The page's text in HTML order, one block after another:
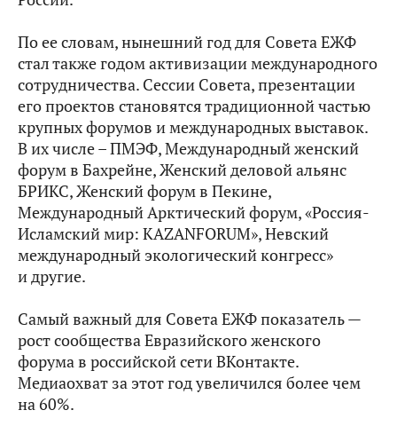
По ее словам, нынешний год для Совета ЕЖФ
стал также годом активизации международного
сотрудничества. Сессии Совета, презентации
его проектов становятся традиционной частью
крупных форумов и международных выставок.
В их числе – ПМЭФ, Международный женский
форум в Бахрейне, Женский деловой альянс
БРИКС, Женский форум в Пекине,
Международный Арктический форум, «Россия-
Исламский мир: KAZANFORUM», Невский
международный экологический конгресс»
и другие.
Самый важный для Совета ЕЖФ показатель —
рост сообщества Евразийского женского
форума в российской сети ВКонтакте.
Медиаохват за этот год увеличился более чем
на 60%.